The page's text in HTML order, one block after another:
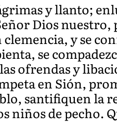
y llanto;
Dios
y se
se
ofrendas y
en Sión,
santifiquen la
niños de pecho.